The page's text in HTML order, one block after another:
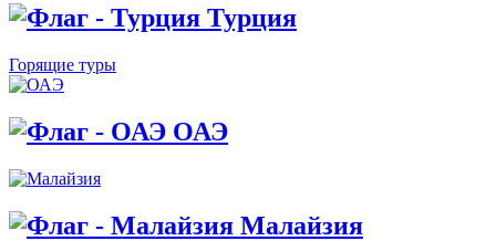
Турция
Горящие туры
ОАЭ
Малайзия